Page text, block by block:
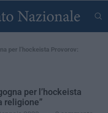
per l’hockeista Provorov:
per l’hockeista
religione”